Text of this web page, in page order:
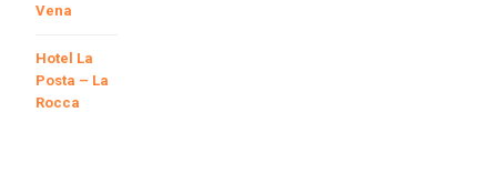
Vena
Hotel La
Posta – La
Rocca